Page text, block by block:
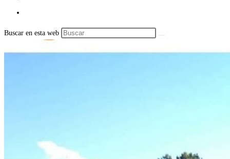
Buscar en esta web